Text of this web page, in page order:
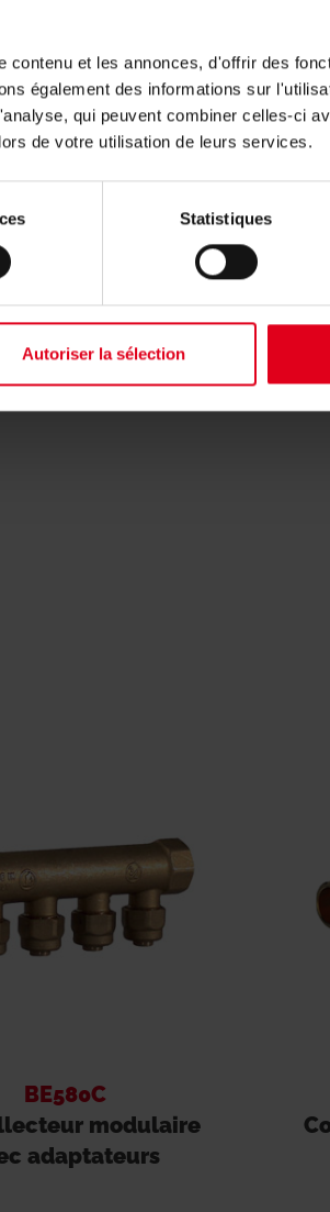
contenu et les annonces, d'offrir des
également des informations sur
qui peuvent combiner celles-ci
de votre utilisation de leurs services.
Statistiques
Autoriser la sélection
contactez le distributeur
BE580C
modulaire
adaptateurs